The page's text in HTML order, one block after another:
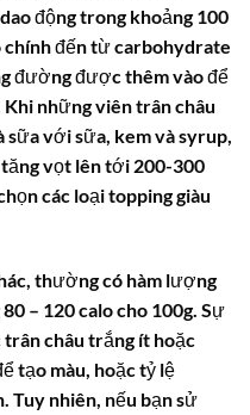
động trong khoảng 100
chính đến từ carbohydrate
đường được thêm vào để
Khi những viên trân châu
với sữa, kem và syrup,
vọt lên tới 200-300
các loại topping giàu
thường có hàm lượng
– 120 calo cho 100g. Sự
châu trắng ít hoặc
tạo màu, hoặc tỷ lệ
Tuy nhiên, nếu bạn sử